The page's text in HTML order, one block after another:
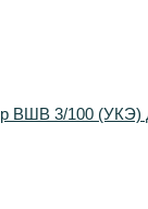
ВШВ 3/100 (УКЭ)